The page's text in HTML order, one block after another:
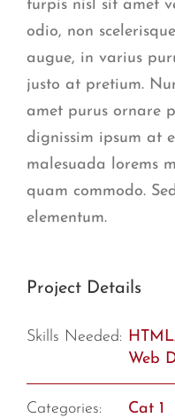
turpis nisl sit amet
odio, non
augue, in varius
justo at pretium.
amet purus ornare
dignissim ipsum at
malesuada lorems
quam commodo.
elementum.
Project Details
Skills Needed:
Web
Categories:
Cat 1